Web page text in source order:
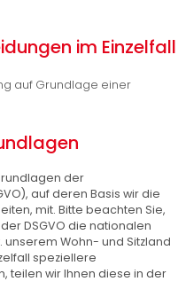
im Einzelfall
auf Grundlage einer
der
auf deren Basis wir die
mit. Bitte beachten Sie,
DSGVO die nationalen
Wohn- und Sitzland
speziellere
teilen wir Ihnen diese in der